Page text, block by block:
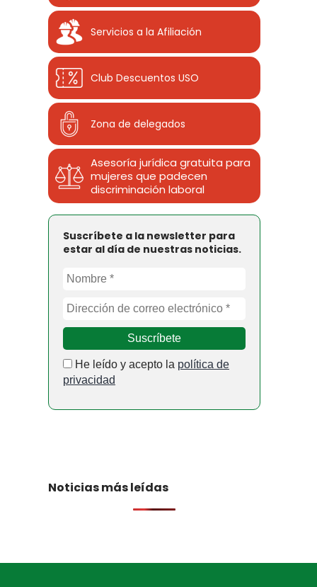
Servicios a la Afiliación
Club Descuentos USO
Zona de delegados
Asesoría jurídica gratuita para
mujeres que padecen
discriminación laboral
Suscríbete a la newsletter para
estar al día de nuestras noticias.
He leído y acepto la política de
privacidad
Noticias más leídas